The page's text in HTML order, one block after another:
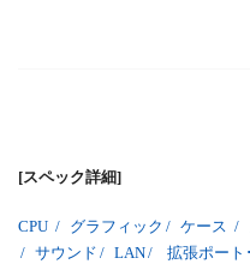
[スペック詳細]
CPU / グラフィック / ケース /
/ サウンド / LAN/ 拡張ポート